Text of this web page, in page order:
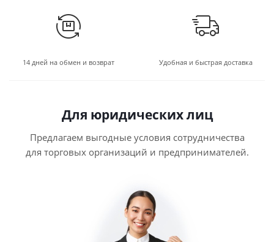
14 дней на обмен и возврат Удобная и быстрая доставка
Для юридических лиц
Предлагаем выгодные условия сотрудничества
для торговых организаций и предпринимателей.